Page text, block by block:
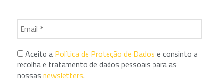
Aceito a Política de Proteção de Dados e consinto a
recolha e tratamento de dados pessoais para as
nossas newsletters.